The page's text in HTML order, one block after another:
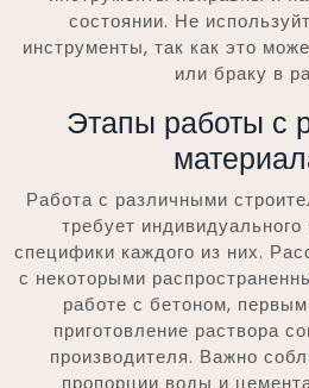
состоянии. Не
инструменты, так как это
или браку в
Этапы работы с
Работа с различными
требует
специфики каждого из них.
с некоторыми
работе с бетоном,
приготовление раствора
производителя. Важно
пропорции воды и